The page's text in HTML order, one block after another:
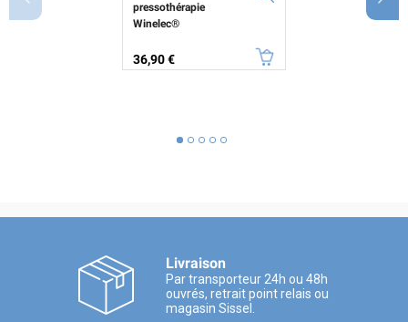
pressothérapie
Winelec®
Prix
36,90 €
Livraison
Par transporteur 24h ou 48h
ouvrés, retrait point relais ou
magasin Sissel.